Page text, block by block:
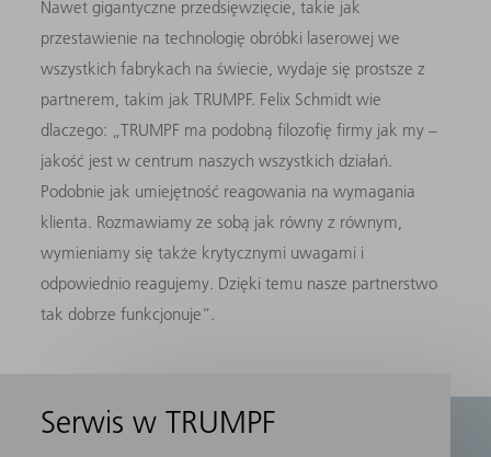
Nawet gigantyczne przedsięwzięcie, takie jak
przestawienie na technologię obróbki laserowej we
wszystkich fabrykach na świecie, wydaje się prostsze z
partnerem, takim jak TRUMPF. Felix Schmidt wie
dlaczego: „TRUMPF ma podobną filozofię firmy jak my –
jakość jest w centrum naszych wszystkich działań.
Podobnie jak umiejętność reagowania na wymagania
klienta. Rozmawiamy ze sobą jak równy z równym,
wymieniamy się także krytycznymi uwagami i
odpowiednio reagujemy. Dzięki temu nasze partnerstwo
tak dobrze funkcjonuje“.
Serwis w TRUMPF